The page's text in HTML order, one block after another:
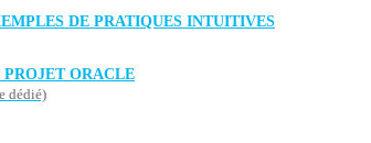
DE PRATIQUES INTUITIVES
PROJET ORACLE
dédié)